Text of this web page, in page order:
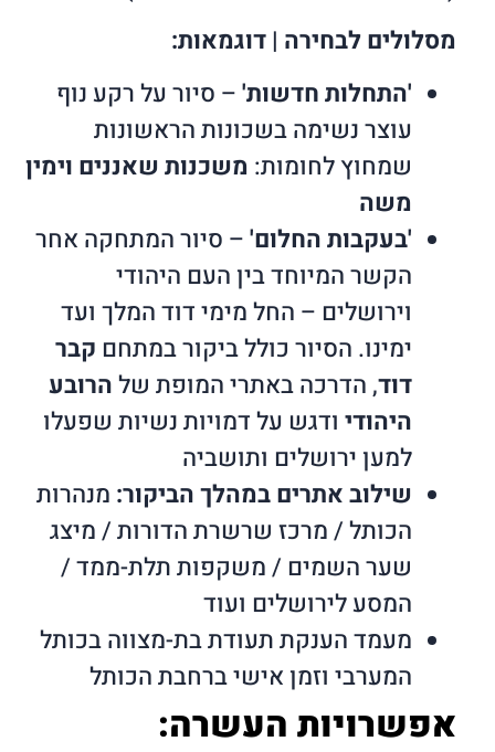
מסלולים לבחירה | דוגמאות:
'התחלות חדשות'– סיור על רקע נוף
עוצר נשימה בשכונות הראשונות
שמחוץ לחומות: משכנות שאננים וימין
משה
'בעקבות החלום'– סיור המתחקה אחר
הקשר המיוחד בין העם היהודי
וירושלים – החל מימי דוד המלך ועד
ימינו. הסיור כולל ביקור במתחם קבר
דוד, הדרכה באתרי המופת שלהרובע
היהודי ודגש על דמויות נשיות שפעלו
למען ירושלים ותושביה
שילוב אתרים במהלך הביקור: מנהרות
הכותל / מרכז שרשרת הדורות / מיצג
שער השמים / משקפות תלת-ממד /
המסע לירושלים ועוד
מעמד הענקת תעודת בת-מצווה בכותל
המערבי וזמן אישי ברחבת הכותל
אפשרויות העשרה: